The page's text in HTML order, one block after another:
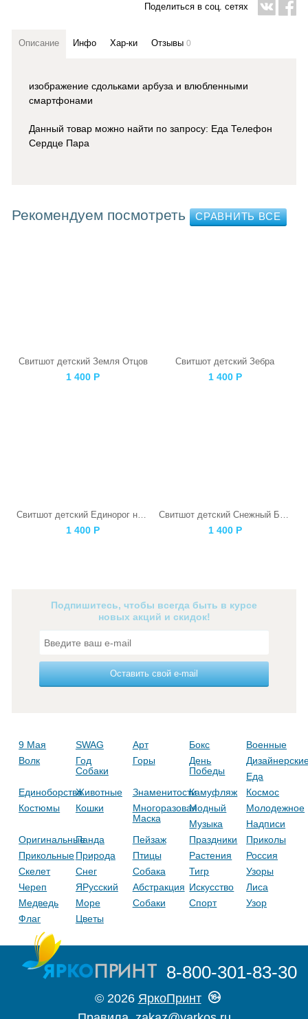
Поделиться в соц. сетях
Описание Инфо Хар-ки Отзывы0
изображение сдольками арбуза и влюбленными
смартфонами
Данный товар можно найти по запросу: Еда Телефон
Сердце Пара
Рекомендуем посмотреть
Свитшот детский Земля Отцов
1 400 Р
Свитшот детский Зебра
1 400 Р
Свитшот детский Единорог на розовом
1 400 Р
Свитшот детский Снежный Барс
1 400 Р
Подпишитесь, чтобы всегда быть в курсе
новых акций и скидок!
Оставить свой e-mail
9 Мая SWAG Арт Бокс
Военные
Волк
Год
Собаки
Горы
День
Победы
Еда
ЕдиноборстваЖивотные ЗнаменитостиКамуфляж
Космос
Костюмы
Кошки
Многоразовая
Маска
Модный
Молодежное
Музыка
Надписи
ОригинальныеПанда Пейзаж Праздники
Приколы
ПрикольныеПрирода Птицы Растения
Россия
Скелет
Снег Собака Тигр
Узоры
Череп
ЯРусский Абстракция Искусство
Лиса
Медведь
Море Собаки Спорт
Узор
Флаг
Цветы
8-800-301-83-30
© 2026 ЯркоПринт